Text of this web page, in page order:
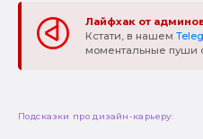
Лайфхак от
Кстати, в нашем
моментальные пуши
Подсказки про дизайн-карьеру: